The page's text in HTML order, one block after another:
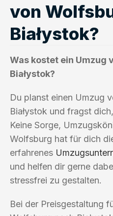
von
Białystok?
Was kostet ein Umzug
Białystok?
Du planst einen Umzug
Białystok und fragst
Keine Sorge,
Wolfsburg hat für dich
erfahrenes
und helfen dir gerne
stressfrei zu gestalten.
Bei der Preisgestaltung